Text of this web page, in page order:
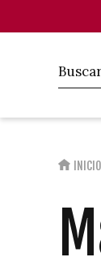
INICIO